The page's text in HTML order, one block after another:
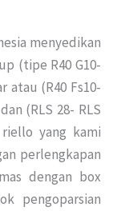
menyedikan
(tipe R40 G10-
atau (R40 Fs10-
(RLS 28- RLS
yang kami
perlengkapan
dengan box
pengoparsian